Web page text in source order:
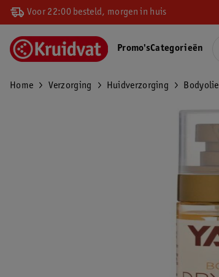
Voor 22:00 besteld, morgen in huis
Promo'sCategorieën
Home Verzorging Huidverzorging Bodyolie